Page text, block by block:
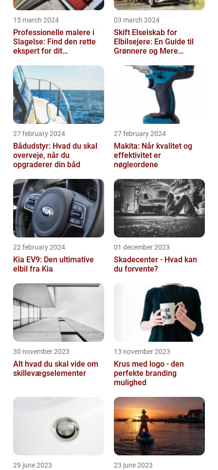
15 march 2024
Professionelle malere i
Slagelse: Find den rette
ekspert for dit
03 march 2024
Skift Elselskab for
Elbilsejere: En Guide til
Grønnere og Mere
27 february 2024
Bådudstyr: Hvad du skal
overveje, når du
opgraderer din båd
27 february 2024
Makita: Når kvalitet og
effektivitet er
nøgleordene
22 february 2024
Kia EV9: Den ultimative
elbil fra Kia
01 december 2023
Skadecenter - Hvad kan
du forvente?
30 november 2023
Alt hvad du skal vide om
skillevægselementer
13 november 2023
Krus med logo - den
perfekte branding
mulighed
29 june 2023 23 june 2023